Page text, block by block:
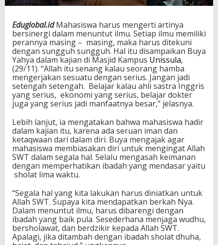
Eduglobal.idMahasiswa harus mengerti artinya
bersinergi dalam menuntut ilmu. Setiap ilmu memiliki
perannya masing – masing, maka harus ditekuni
dengan sungguh sungguh. Hal itu disampaikan Buya
Yahya dalam kajian di Masjid Kampus Unissula,
(29/11). “Allah itu senang kalau seorang hamba
mengerjakan sesuatu dengan serius. Jangan jadi
setengah setengah. Belajar kalau ahli sastra Inggris
yang serius, ekonomi yang serius, belajar dokter
juga yang serius jadi manfaatnya besar,” jelasnya.
Lebih lanjut, ia mengatakan bahwa mahasiswa hadir
dalam kajian itu, karena ada seruan iman dan
ketaqwaan dari dalam diri. Buya mengajak agar
mahasiswa membiasakan diri untuk mengingat Allah
SWT dalam segala hal. Selalu mengasah keimanan
dengan memperhatikan ibadah yang mendasar yaitu
sholat lima waktu.
“Segala hal yang kita lakukan harus diniatkan untuk
Allah SWT. Supaya kita mendapatkan berkah Nya.
Dalam menuntut ilmu, harus dibarengi dengan
ibadah yang baik pula. Sesederhana menjaga wudhu,
bersholawat, dan berdzikir kepada Allah SWT.
Apalagi, jika ditambah dengan ibadah sholat dhuha,